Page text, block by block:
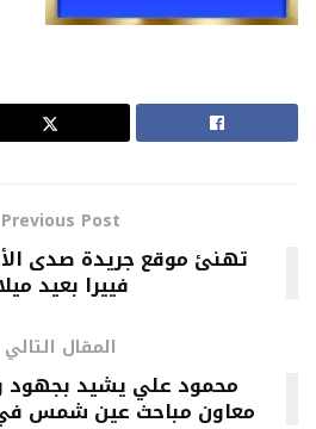
Previous Post
تهنئ موقع جريدة صدى
فييرا بعيد
المقال التالي
محمود علي يشيد بجهود
معاون مباحث عين شمس